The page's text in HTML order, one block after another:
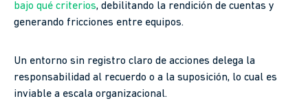
bajo qué criterios, debilitando la rendición de cuentas y
generando fricciones entre equipos.
Un entorno sin registro claro de acciones delega la
responsabilidad al recuerdo o a la suposición, lo cual es
inviable a escala organizacional.